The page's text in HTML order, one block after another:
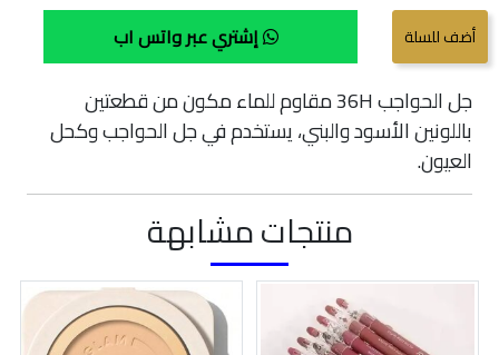
إشتري عبر واتس اب
جل الحواجب 36H مقاوم للماء مكون من قطعتين
باللونين الأسود والبني، يستخدم في جل الحواجب وكحل
العيون.
منتجات مشابهة